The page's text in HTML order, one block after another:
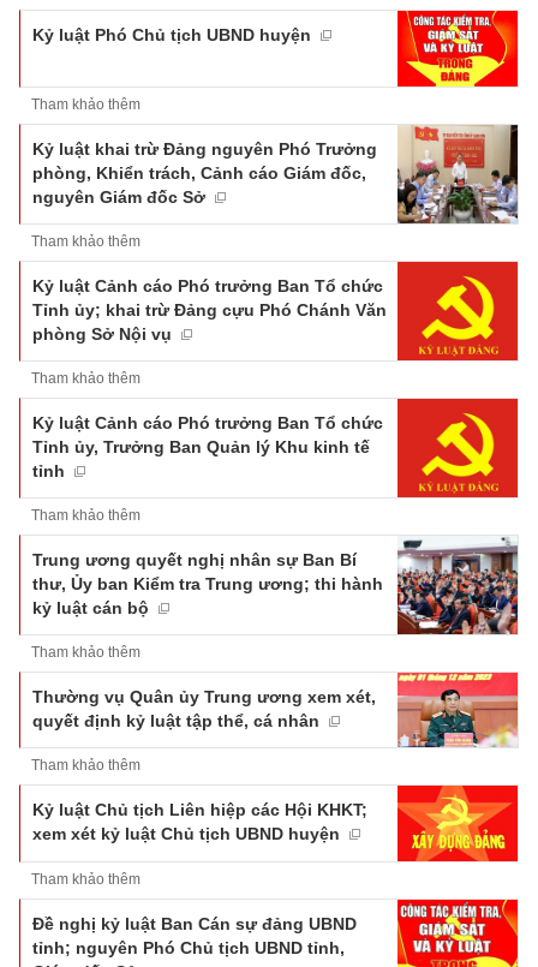
Kỷ luật Phó Chủ tịch UBND huyện
Tham khảo thêm
Kỷ luật khai trừ Đảng nguyên Phó Trưởng
phòng, Khiển trách, Cảnh cáo Giám đốc,
nguyên Giám đốc Sở
Tham khảo thêm
Kỷ luật Cảnh cáo Phó trưởng Ban Tổ chức
Tỉnh ủy; khai trừ Đảng cựu Phó Chánh Văn
phòng Sở Nội vụ
Tham khảo thêm
Kỷ luật Cảnh cáo Phó trưởng Ban Tổ chức
Tỉnh ủy, Trưởng Ban Quản lý Khu kinh tế
tỉnh
Tham khảo thêm
Trung ương quyết nghị nhân sự Ban Bí
thư, Ủy ban Kiểm tra Trung ương; thi hành
kỷ luật cán bộ
Tham khảo thêm
Thường vụ Quân ủy Trung ương xem xét,
quyết định kỷ luật tập thể, cá nhân
Tham khảo thêm
Kỷ luật Chủ tịch Liên hiệp các Hội KHKT;
xem xét kỷ luật Chủ tịch UBND huyện
Tham khảo thêm
Đề nghị kỷ luật Ban Cán sự đảng UBND
tỉnh; nguyên Phó Chủ tịch UBND tỉnh,